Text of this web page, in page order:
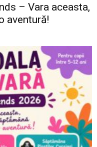
– Vara aceasta,
aventură!